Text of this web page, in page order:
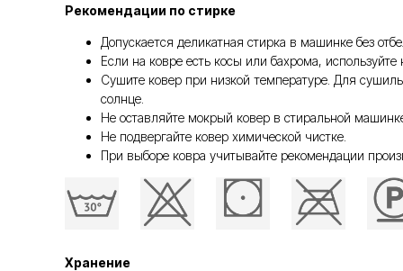
Рекомендации по стирке
Допускается деликатная стирка в машинке без
Если на ковре есть косы или бахрома,
Сушите ковер при низкой температуре. Для
солнце.
Не оставляйте мокрый ковер в стиральной
Не подвергайте ковер химической чистке.
При выборе ковра учитывайте рекомендации
Хранение